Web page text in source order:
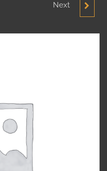
MAZDA 626 91 1988-1991
Next